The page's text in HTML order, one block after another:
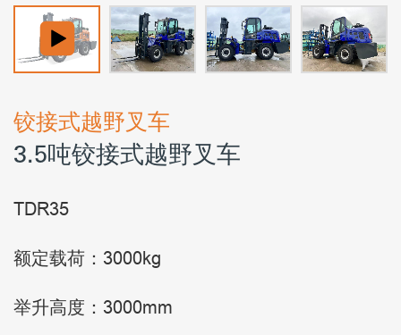
铰接式越野叉车
3.5吨铰接式越野叉车
TDR35
额定载荷：3000kg
举升高度：3000mm